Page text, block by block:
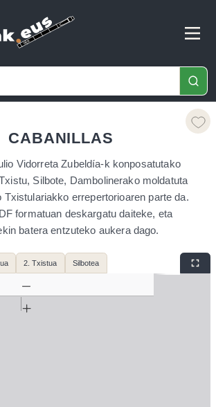
CABANILLAS
Vidorreta Zubeldía-k konposatutako
Silbote, Dambolinerako moldatuta
Txistulariakko errepertorioaren parte da.
formatuan deskargatu daiteke, eta
batera entzuteko aukera dago.
2. Txistua Silbotea